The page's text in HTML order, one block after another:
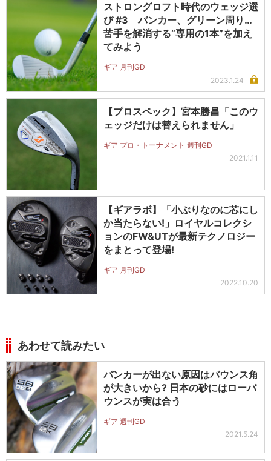
ストロングロフト時代のウェッジ選
び #3 バンカー、グリーン周り…
苦手を解消する“専用の1本”を加え
てみよう
ギア 月刊GD
2023.1.24
【プロスペック】宮本勝昌「このウ
ェッジだけは替えられません」
ギア プロ・トーナメント 週刊GD
2021.1.11
【ギアラボ】「小ぶりなのに芯にし
か当たらない!」ロイヤルコレクシ
ョンのFW&UTが最新テクノロジー
をまとって登場!
ギア 月刊GD
2022.10.20
あわせて読みたい
バンカーが出ない原因はバウンス角
が大きいから? 日本の砂にはローバ
ウンスが実は合う
ギア 週刊GD
2021.5.24